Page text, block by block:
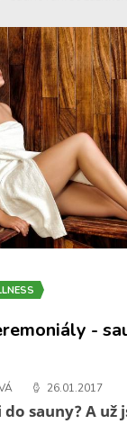
-
26.01.2017
sauny? A už